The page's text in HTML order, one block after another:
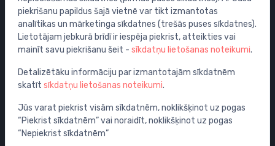
Kategorijas
Izpārdošana
Maisītāji
Izlietnes
Tualetes podi
Vannas
Dušas
piekrišanu papildus šajā vietnē var tikt izmantotas
analītikas un mārketinga sīkdatnes (trešās puses sīkdatnes).
Lietotājam jebkurā brīdī ir iespēja piekrist, atteikties vai
mainīt savu piekrišanu šeit - sīkdatņu lietošanas noteikumi.
Detalizētāku informāciju par izmantotajām sīkdatnēm
skatīt sīkdatņu lietošanas noteikumi.
Jūs varat piekrist visām sīkdatnēm, noklikšķinot uz pogas
“Piekrist sīkdatnēm” vai noraidīt, noklikšķinot uz pogas
“Nepiekrist sīkdatnēm”